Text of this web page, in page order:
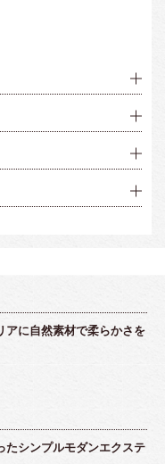
アに自然素材で柔らかさを
たシンプルモダンエクステ